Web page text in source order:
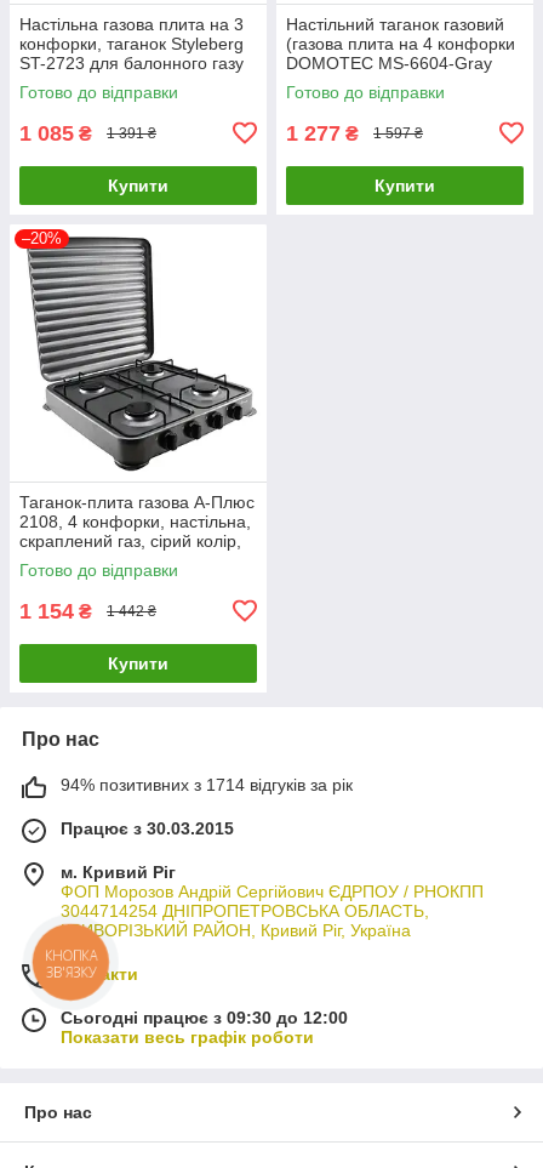
Настільна газова плита на 3
конфорки, таганок Styleberg
ST-2723 для балонного газу
для дому та дачі
Готово до відправки
1 085 ₴ 1 391 ₴
Купити
Настільний таганок газовий
(газова плита на 4 конфорки
DOMOTEC MS-6604-Gray
Готово до відправки
1 277 ₴ 1 597 ₴
Купити
–20%
Таганок-плита газова А-Плюс
2108, 4 конфорки, настільна,
скраплений газ, сірий колір,
для дому та дачі
Готово до відправки
1 154 ₴ 1 442 ₴
Купити
Про нас
94% позитивних з 1714 відгуків за рік
Працює з 30.03.2015
м. Кривий Ріг
ФОП Морозов Андрій Сергійович ЄДРПОУ / РНОКПП
3044714254 ДНІПРОПЕТРОВСЬКА ОБЛАСТЬ,
КРИВОРІЗЬКИЙ РАЙОН, Кривий Ріг, Україна
Контакти
Сьогодні працює з 09:30 до 12:00
Показати весь графік роботи
Про нас
КНОПКА
ЗВ'ЯЗКУ